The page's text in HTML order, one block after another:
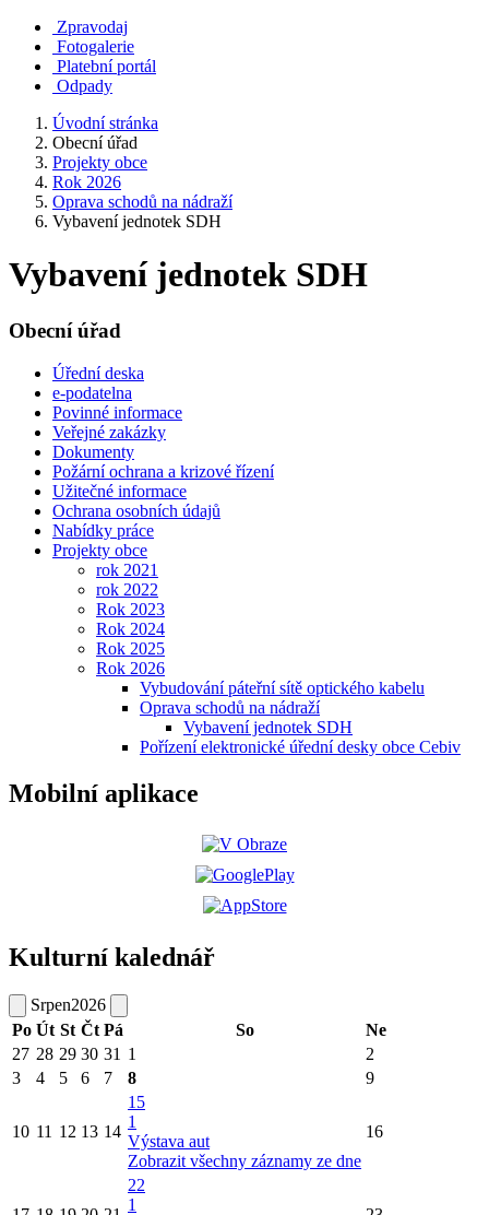
Zpravodaj
Fotogalerie
Platební portál
Odpady
Úvodní stránka
Obecní úřad
Projekty obce
Rok 2026
Oprava schodů na nádraží
Vybavení jednotek SDH
Vybavení jednotek SDH
Obecní úřad
Úřední deska
e-podatelna
Povinné informace
Veřejné zakázky
Dokumenty
Požární ochrana a krizové řízení
Užitečné informace
Ochrana osobních údajů
Nabídky práce
Projekty obce
rok 2021
rok 2022
Rok 2023
Rok 2024
Rok 2025
Rok 2026
Vybudování páteřní sítě optického kabelu
Oprava schodů na nádraží
Vybavení jednotek SDH
Pořízení elektronické úřední desky obce Cebiv
Mobilní aplikace
Kulturní kalednář
Srpen2026
Po Út St Čt Pá So
Ne
27 28 29 30 31 1
2
3
4 5 6 7 8 9
10 11 12 13 14
15
1
Výstava aut
Zobrazit všechny záznamy ze dne
16
22
1